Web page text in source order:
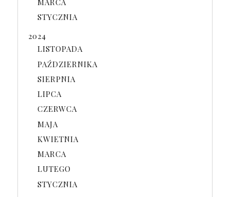
STYCZNIA
2024
LISTOPADA
PAŹDZIERNIKA
SIERPNIA
LIPCA
CZERWCA
MAJA
KWIETNIA
MARCA
LUTEGO
STYCZNIA